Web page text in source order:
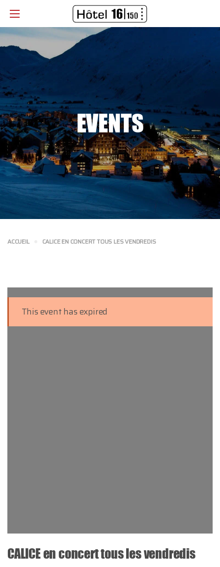
EVENTS
ACCUEIL CALICE EN CONCERT TOUS LES VENDREDIS
This event has expired
CALICE en concert tous les vendredis